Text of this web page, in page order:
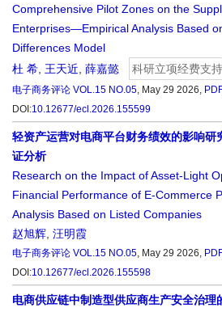
Comprehensive Pilot Zones on the
Enterprises—Empirical Analysis Based
Differences Model
杜 希, 王天近, 薛嘉懿 科研立项经费支持
电子商务评论 VOL.15 NO.05, May 29 2026, PDF
DOI:10.12677/ecl.2026.155599
轻资产运营对电商平台财务绩效的影响
证分析
Research on the Impact of Asset-Light
Financial Performance of E-Commerce
Analysis Based on Listed Companies
赵旭辉, 汪明霞
电子商务评论 VOL.15 NO.05, May 29 2026, PDF
DOI:10.12677/ecl.2026.155598
电商供应链中制造型供应商生产安全治理